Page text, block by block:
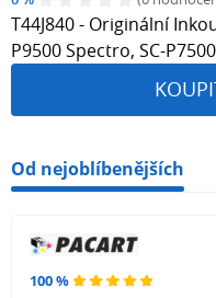
T44J840 - Originální
P9500 Spectro, SC-P7500
Od nejoblíbenějších
100 %